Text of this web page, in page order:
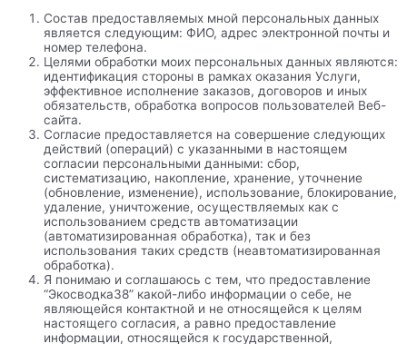
Состав предоставляемых мной персональных данных
является следующим: ФИО, адрес электронной почты и
номер телефона.
Целями обработки моих персональных данных являются:
идентификация стороны в рамках оказания Услуги,
эффективное исполнение заказов, договоров и иных
обязательств, обработка вопросов пользователей Веб-
сайта.
Согласие предоставляется на совершение следующих
действий (операций) с указанными в настоящем
согласии персональными данными: сбор,
систематизацию, накопление, хранение, уточнение
(обновление, изменение), использование, блокирование,
удаление, уничтожение, осуществляемых как с
использованием средств автоматизации
(автоматизированная обработка), так и без
использования таких средств (неавтоматизированная
обработка).
Я понимаю и соглашаюсь с тем, что предоставление
“Экосводка38” какой-либо информации о себе, не
являющейся контактной и не относящейся к целям
настоящего согласия, а равно предоставление
информации, относящейся к государственной,